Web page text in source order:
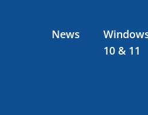
News
10 & 11